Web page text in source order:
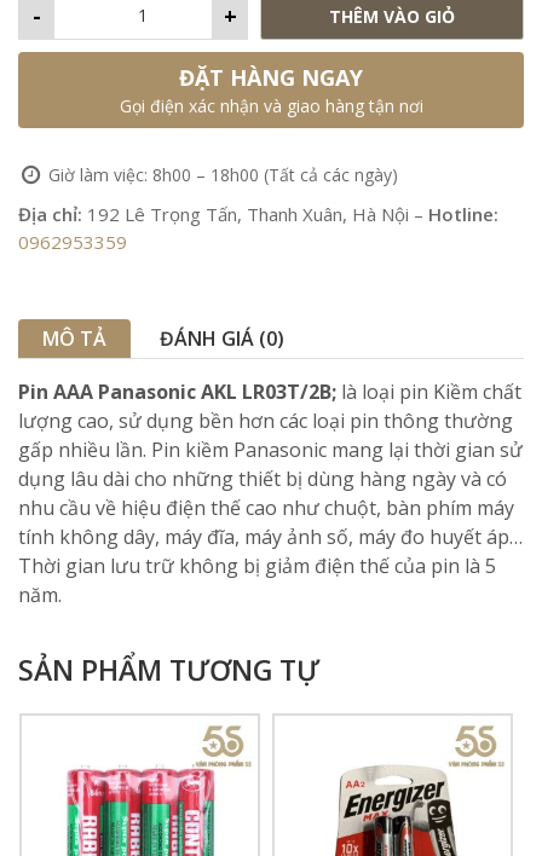
+
- THÊM VÀO GIỎ
ĐẶT HÀNG NGAY
Gọi điện xác nhận và giao hàng tận nơi
Giờ làm việc: 8h00 – 18h00 (Tất cả các ngày)
Địa chỉ: 192 Lê Trọng Tấn, Thanh Xuân, Hà Nội – Hotline:
0962953359
MÔ TẢ
ĐÁNH GIÁ (0)
Pin AAA Panasonic AKL LR03T/2B; là loại pin Kiềm chất
lượng cao, sử dụng bền hơn các loại pin thông thường
gấp nhiều lần. Pin kiềm Panasonic mang lại thời gian sử
dụng lâu dài cho những thiết bị dùng hàng ngày và có
nhu cầu về hiệu điện thế cao như chuột, bàn phím máy
tính không dây, máy đĩa, máy ảnh số, máy đo huyết áp…
Thời gian lưu trữ không bị giảm điện thế của pin là 5
năm.
SẢN PHẨM TƯƠNG TỰ